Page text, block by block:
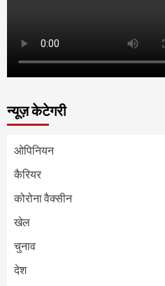
न्यूज़ केटेगरी
ओपिनियन
कैरियर
कोरोना वैक्सीन
खेल
चुनाव
देश